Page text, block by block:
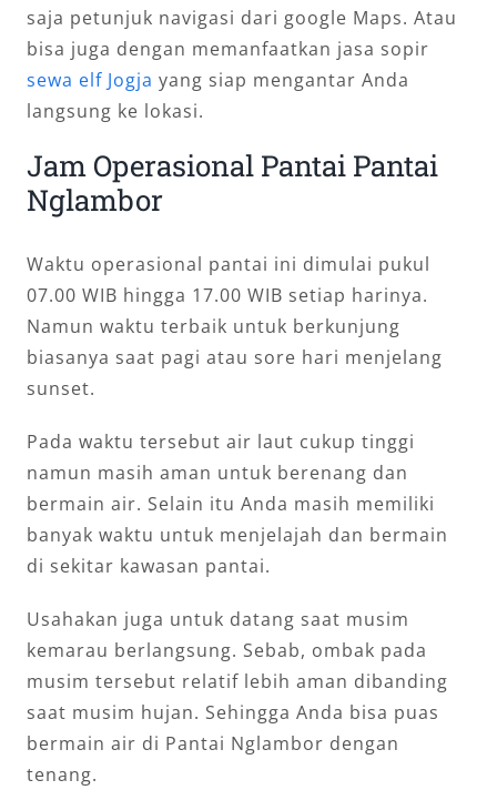
saja petunjuk navigasi dari google Maps. Atau
bisa juga dengan memanfaatkan jasa sopir
sewa elf Jogja yang siap mengantar Anda
langsung ke lokasi.
Jam Operasional Pantai Pantai
Nglambor
Waktu operasional pantai ini dimulai pukul
07.00 WIB hingga 17.00 WIB setiap harinya.
Namun waktu terbaik untuk berkunjung
biasanya saat pagi atau sore hari menjelang
sunset.
Pada waktu tersebut air laut cukup tinggi
namun masih aman untuk berenang dan
bermain air. Selain itu Anda masih memiliki
banyak waktu untuk menjelajah dan bermain
di sekitar kawasan pantai.
Usahakan juga untuk datang saat musim
kemarau berlangsung. Sebab, ombak pada
musim tersebut relatif lebih aman dibanding
saat musim hujan. Sehingga Anda bisa puas
bermain air di Pantai Nglambor dengan
tenang.